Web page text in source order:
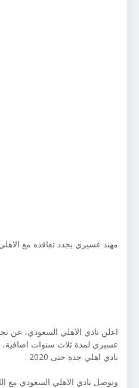
مهند عسيري يجدد تعاقده مع الاهلي
اعلن نادي الاهلي السعودي، عن
عسيري لمدة ثلاث سنوات
نادي اهلي جدة حتى 2020 .
وتوصل نادي الاهلي السعودي مع